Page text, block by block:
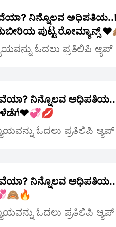
ನಿನ್ನೊಲವ
ಪುಟ್ಟ ರೋಮ್ಯಾನ್ಸ್
ಓದಲು ಪ್ರತಿಲಿಪಿ
ನಿನ್ನೊಲವ
ಓದಲು ಪ್ರತಿಲಿಪಿ
ನಿನ್ನೊಲವ
ಓದಲು ಪ್ರತಿಲಿಪಿ